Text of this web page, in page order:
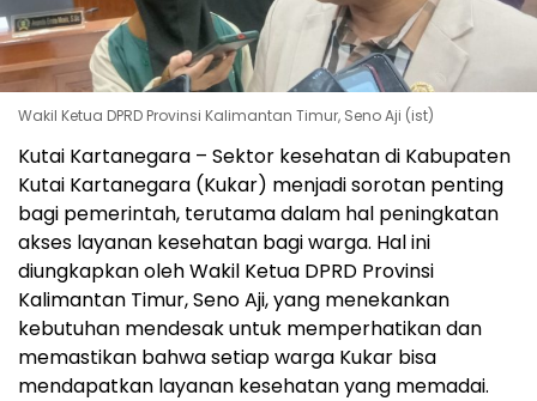
Wakil Ketua DPRD Provinsi Kalimantan Timur, Seno Aji (ist)
Kutai Kartanegara – Sektor kesehatan di Kabupaten
Kutai Kartanegara (Kukar) menjadi sorotan penting
bagi pemerintah, terutama dalam hal peningkatan
akses layanan kesehatan bagi warga. Hal ini
diungkapkan oleh Wakil Ketua DPRD Provinsi
Kalimantan Timur, Seno Aji, yang menekankan
kebutuhan mendesak untuk memperhatikan dan
memastikan bahwa setiap warga Kukar bisa
mendapatkan layanan kesehatan yang memadai.